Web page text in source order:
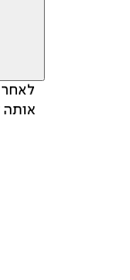
לאחר
אותה